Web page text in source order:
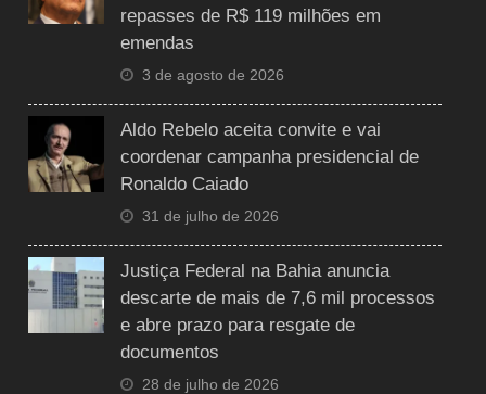
repasses de R$ 119 milhões em
emendas
3 de agosto de 2026
Aldo Rebelo aceita convite e vai
coordenar campanha presidencial de
Ronaldo Caiado
31 de julho de 2026
Justiça Federal na Bahia anuncia
descarte de mais de 7,6 mil processos
e abre prazo para resgate de
documentos
28 de julho de 2026